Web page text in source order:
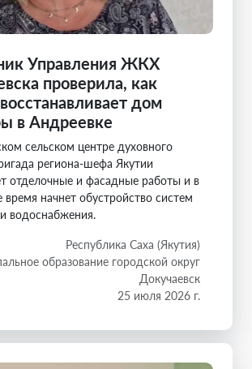
Управления ЖКХ
проверила, как
дом
в Андреевке
сельском центре духовного
региона-шефа Якутии
отделочные и фасадные работы и в
начнет обустройство систем
водоснабжения.
Республика Саха (Якутия)
образование городской округ
Докучаевск
25 июля 2026 г.